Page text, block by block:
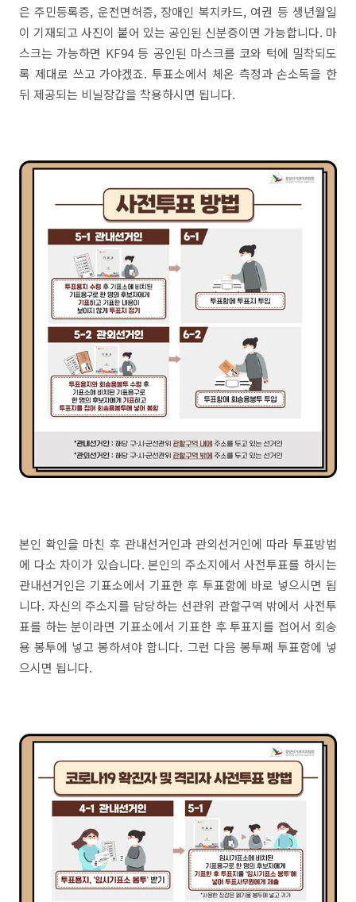
은 주민등록증, 운전면허증, 장애인 복지카드, 여권 등 생년월일
이 기재되고 사진이 붙어 있는 공인된 신분증이면 가능합니다. 마
스크는 가능하면 KF94 등 공인된 마스크를 코와 턱에 밀착되도
록 제대로 쓰고 가야겠죠. 투표소에서 체온 측정과 손소독을 한
뒤 제공되는 비닐장갑을 착용하시면 됩니다.
본인 확인을 마친 후 관내선거인과 관외선거인에 따라 투표방법
에 다소 차이가 있습니다. 본인의 주소지에서 사전투표를 하시는
관내선거인은 기표소에서 기표한 후 투표함에 바로 넣으시면 됩
니다. 자신의 주소지를 담당하는 선관위 관할구역 밖에서 사전투
표를 하는 분이라면 기표소에서 기표한 후 투표지를 접어서 회송
용 봉투에 넣고 봉하셔야 합니다. 그런 다음 봉투째 투표함에 넣
으시면 됩니다.